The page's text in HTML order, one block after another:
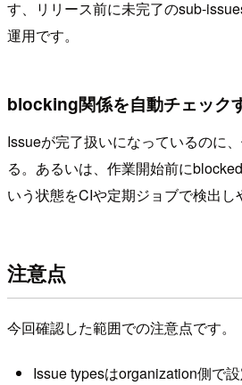
す、リリース前に未完了のsub-
運用です。
blocking関係を自動チェック
Issueが完了扱いになっているのに
る。あるいは、作業開始前に
いう状態をCIや定期ジョブで検出し
注意点
今回確認した範囲での注意点です。
Issue typesはorganization側で